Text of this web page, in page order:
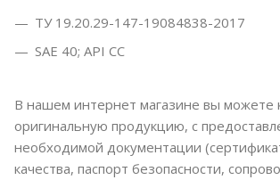
ТУ 19.20.29-147-19084838-2017
SAE 40; API СС
В нашем интернет магазине вы можете
оригинальную продукцию, с
необходимой документации
качества, паспорт безопасности,